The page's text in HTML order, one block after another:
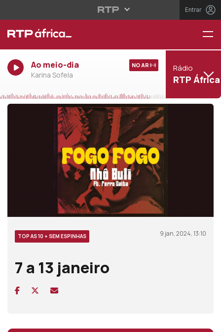
Entrar
Ao meio-dia
Karina Sofela
NO AR Rádio
RTP África
TOP AS 10 + SEM ESPINHAS 9 jan, 2024, 13:10
7 a 13 janeiro